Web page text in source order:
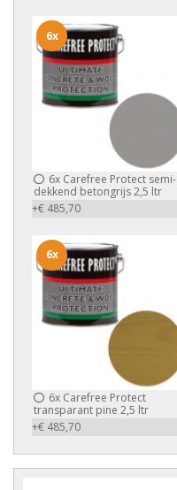
6x Carefree Protect semi-
dekkend betongrijs 2,5 ltr
+€ 485,70
6x
6x Carefree Protect
transparant pine 2,5 ltr
+€ 485,70
6x